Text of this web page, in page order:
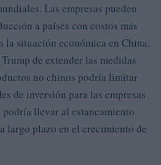
Las empresas pueden
a países con costos más
la situación económica en China.
de extender las medidas
no chinos podría limitar
de inversión para las empresas
podría llevar al estancamiento
largo plazo en el crecimiento de